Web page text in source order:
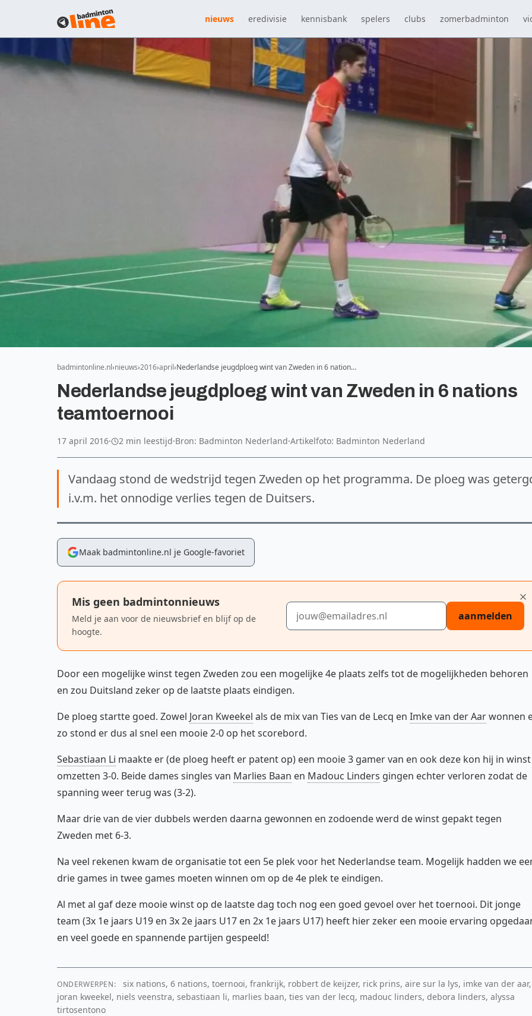
nieuws eredivisie kennisbank spelers clubs zomerbadminton
badmintonline.nl nieuws 2016 april Nederlandse jeugdploeg wint van Zweden in 6 nation…
Nederlandse jeugdploeg wint van Zweden in 6 nations
teamtoernooi
17 april 2016· 2 min leestijd·Bron: Badminton Nederland·Artikelfoto: Badminton Nederland
Vandaag stond de wedstrijd tegen Zweden op het programma. De ploeg was
i.v.m. het onnodige verlies tegen de Duitsers.
Maak badmintonline.nl je Google-favoriet
Mis geen badmintonnieuws
Meld je aan voor de nieuwsbrief en blijf op de
hoogte.
E-mailadres
aanmelden
Door een mogelijke winst tegen Zweden zou een mogelijke 4e plaats zelfs tot de mogelijkheden behoren
en zou Duitsland zeker op de laatste plaats eindigen.
De ploeg startte goed. Zowel Joran Kweekel als de mix van Ties van de Lecq en Imke van der Aarwonnen
zo stond er dus al snel een mooie 2-0 op het scorebord.
Sebastiaan Li maakte er (de ploeg heeft er patent op) een mooie 3 gamer van en ook deze kon hij in winst
omzetten 3-0. Beide dames singles van Marlies Baan en Madouc Linders gingen echter verloren zodat de
spanning weer terug was (3-2).
Maar drie van de vier dubbels werden daarna gewonnen en zodoende werd de winst gepakt tegen
Zweden met 6-3.
Na veel rekenen kwam de organisatie tot een 5e plek voor het Nederlandse team. Mogelijk hadden we
drie games in twee games moeten winnen om op de 4e plek te eindigen.
Al met al gaf deze mooie winst op de laatste dag toch nog een goed gevoel over het toernooi. Dit jonge
team (3x 1e jaars U19 en 3x 2e jaars U17 en 2x 1e jaars U17) heeft hier zeker een mooie ervaring
en veel goede en spannende partijen gespeeld!
ONDERWERPEN:
six nations, 6 nations, toernooi, frankrijk, robbert de keijzer, rick prins, aire sur la lys, imke van der aar,
joran kweekel, niels veenstra, sebastiaan li, marlies baan, ties van der lecq, madouc linders, debora linders, alyssa
tirtosentono